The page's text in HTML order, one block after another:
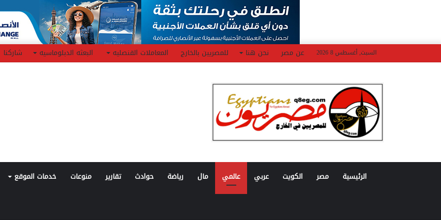
السبت, أغسطس 8 2026 عن مصر نحن هنا للمصريين بالخارج المعاملات القنصليه البعثه الدبلوماسيه شاركنا
الرئيسية مصر الكويت عربي عالمي مال رياضة حوادث تقارير منوعات خدمات الموقع